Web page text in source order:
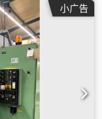
小广告